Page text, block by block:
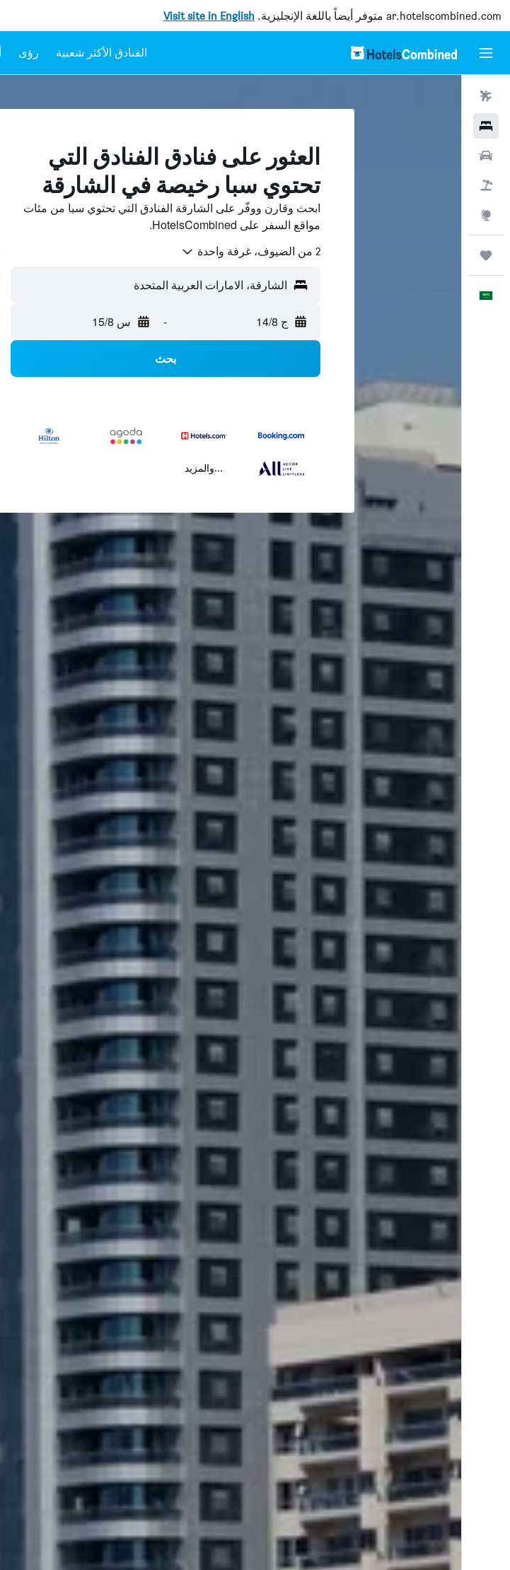
ar.hotelscombined.com متوفر أيضاً باللغة الإنجليزية. Visit site in English
رؤى
العثور على فنادق الفنادق التي
تحتوي سبا رخيصة في الشارقة
ابحث وقارن ووفّر على الشارقة الفنادق التي تحتوي سبا من مئات
مواقع السفر على HotelsCombined.
2 من الضيوف، غرفة واحدة
الشارقة، الامارات العربية المتحدة
ج 14/8 - س 15/8
بحث
...والمزيد